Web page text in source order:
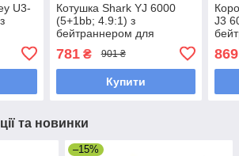
U3-
Котушка Shark YJ 6000
(5+1bb; 4.9:1) з
бейтраннером для
коропового лову (конусна
шпуля)
781₴ 901 ₴
Купити
J3
869
та новинки
–15%